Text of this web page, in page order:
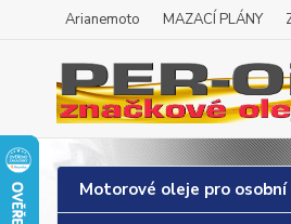
Arianemoto MAZACÍ PLÁNY
Motorové oleje pro osobní